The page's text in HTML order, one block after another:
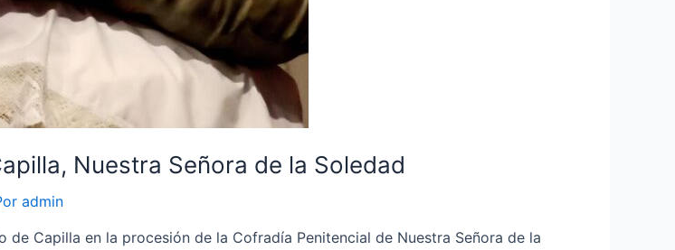
Nuestra Señora de la Soledad
admin
Capilla en la procesión de la Cofradía Penitencial de Nuestra Señora de la